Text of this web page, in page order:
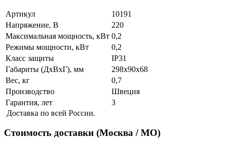
Артикул
10191
Напряжение, В
220
Максимальная мощность, кВт 0,2
Режимы мощности, кВт
0,2
Класс защиты
IP31
Габариты (ДхВхГ), мм
298x90x68
Вес, кг
0,7
Производство
Швеция
Гарантия, лет
3
Доставка по всей России.
Стоимость доставки (Москва / МО)